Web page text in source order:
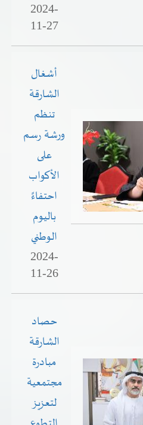
2024-
11-27
أشغال
الشارقة
تنظم
ورشة رسم
على
الأكواب
احتفاءً
باليوم
الوطني
2024-
11-26
حصاد
الشارقة
مبادرة
مجتمعية
لتعزيز